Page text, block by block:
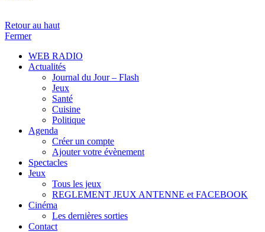
Retour au haut
Fermer
WEB RADIO
Actualités
Journal du Jour – Flash
Jeux
Santé
Cuisine
Politique
Agenda
Créer un compte
Ajouter votre évènement
Spectacles
Jeux
Tous les jeux
REGLEMENT JEUX ANTENNE et FACEBOOK
Cinéma
Les dernières sorties
Contact